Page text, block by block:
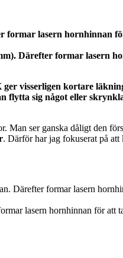
formar lasern hornhinnan
Därefter formar lasern
visserligen kortare
flytta sig något eller
ser ganska dåligt den
. Därför har jag fokuserat på
Därefter formar lasern
lasern hornhinnan för